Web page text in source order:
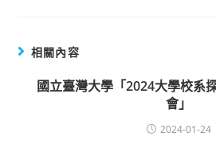
相關內容
國立臺灣大學「2024大學校系
會」
2024-01-24